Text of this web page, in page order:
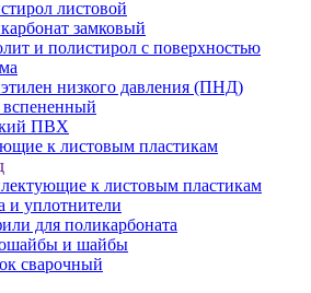
листовой
замковый
и полистирол с поверхностью
низкого давления (ПНД)
ПВХ
к листовым пластикам
к листовым пластикам
и уплотнители
для поликарбоната
и шайбы
сварочный